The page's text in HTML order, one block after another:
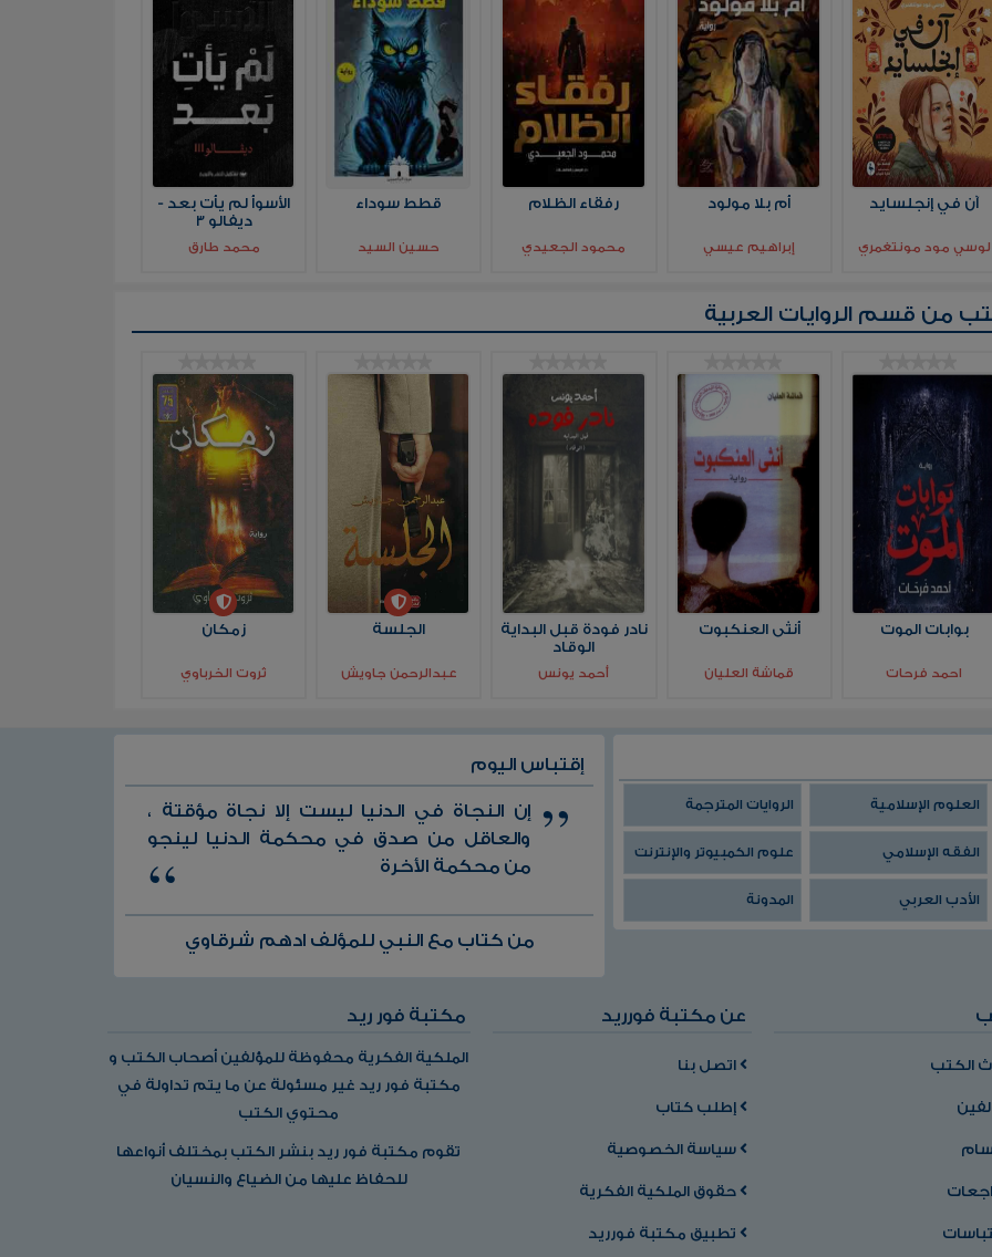
آن في إنجلسايد
لوسي مود مونتغمري
أم بلا مولود
إبراهيم عيسي
رفقاء الظلام
محمود الجعيدي
قطط سوداء
حسين السيد
الأسوأ لم يأت بعد -
ديفالو 3
محمد طارق
من قسم الروايات العربية
بوابات الموت
احمد فرحات
أنثى العنكبوت
قماشة العليان
نادر فودة قبل البداية
الوقاد
أحمد يونس
الجلسة
عبدالرحمن جاويش
زمكان
ثروت الخرباوي
العلوم الإسلامية الروايات المترجمة
الفقه الإسلامي علوم الكمبيوتر والإنترنت
الأدب العربي المدونة
إقتباس اليوم
إن النجاة في الدنيا ليست إلا نجاة مؤقتة ،
والعاقل من صدق في محكمة الدنيا لينجو
من محكمة الأخرة
من كتاب مع النبي للمؤلف ادهم شرقاوي
مكتبة فور ريد
الملكية الفكرية محفوظة للمؤلفين أصحاب الكتب و
مكتبة فور ريد غير مسئولة عن ما يتم تداولة في
محتوي الكتب
تقوم مكتبة فور ريد بنشر الكتب بمختلف أنواعها
للحفاظ عليها من الضياع والنسيان
عن مكتبة فورريد
اتصل بنا
إطلب كتاب
سياسة الخصوصية
حقوق الملكية الفكرية
تطبيق مكتبة فورريد
الكتب